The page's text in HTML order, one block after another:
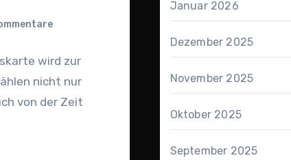
wird zur
nicht nur
von der Zeit
Januar 2026
Dezember 2025
November 2025
Oktober 2025
September 2025